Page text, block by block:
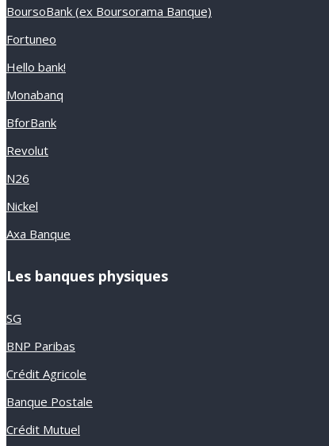
BoursoBank (ex Boursorama Banque)
Fortuneo
Hello bank!
Monabanq
BforBank
Revolut
N26
Nickel
Axa Banque
Les banques physiques
SG
BNP Paribas
Crédit Agricole
Banque Postale
Crédit Mutuel